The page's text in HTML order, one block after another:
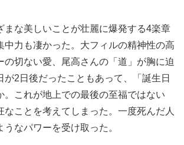
まな美しいことが壮麗に爆発する4楽章
中力も凄かった。大フィルの精神性の高
の切ない愛、尾高さんの「道」が胸に迫
が2日後だったこともあって、「誕生日
。これが地上での最後の至福ではない
なことを考えてしまった。一度死んだ人
うなパワーを受け取った。